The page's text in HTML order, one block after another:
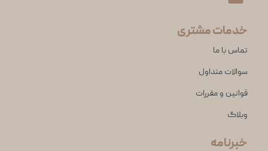
خدمات مشتری
تماس با ما
سوالات متداول
قوانین و مقررات
وبلاگ
خبرنامه